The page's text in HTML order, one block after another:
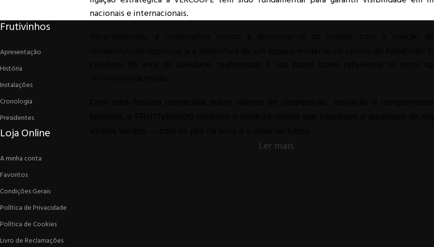
nacionais e internacionais.
Ler mais
Frutivinhos
Apresentação
História
Instalações
Cronologia
Presidentes
Loja Online
A minha conta
Favoritos
Condições Gerais
Política de Privacidade
Política de Cookies
Livro de Reclamações